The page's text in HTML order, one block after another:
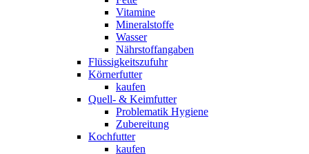
Vitamine
Mineralstoffe
Wasser
Nährstoffangaben
Flüssigkeitszufuhr
Körnerfutter
kaufen
Quell- & Keimfutter
Problematik Hygiene
Zubereitung
Kochfutter
kaufen